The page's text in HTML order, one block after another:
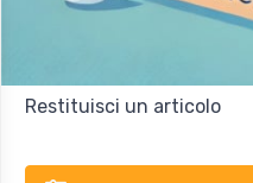
Restituisci un articolo